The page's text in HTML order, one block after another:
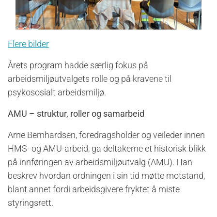
Flere bilder
Årets program hadde særlig fokus på
arbeidsmiljøutvalgets rolle og på kravene til
psykososialt arbeidsmiljø.
AMU – struktur, roller og samarbeid
Arne Bernhardsen, foredragsholder og veileder innen
HMS- og AMU-arbeid, ga deltakerne et historisk blikk
på innføringen av arbeidsmiljøutvalg (AMU). Han
beskrev hvordan ordningen i sin tid møtte motstand,
blant annet fordi arbeidsgivere fryktet å miste
styringsrett.